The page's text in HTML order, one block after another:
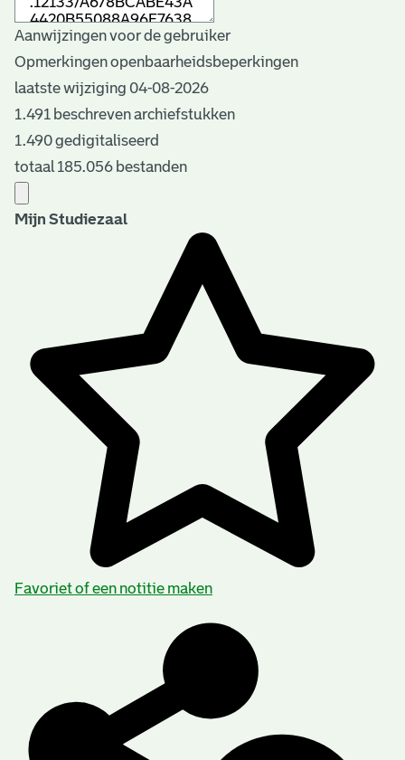
Aanwijzingen voor de gebruiker
Opmerkingen openbaarheidsbeperkingen
laatste wijziging 04-08-2026
1.491 beschreven archiefstukken
1.490 gedigitaliseerd
totaal 185.056 bestanden
Mijn Studiezaal
Favoriet of een notitie maken